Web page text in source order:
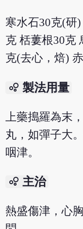
寒水石30克(研
克 栝蔞根30克
克(去心，焙)
bubble_chart 製法用量
上藥搗羅為末
丸，如彈子大
咽津。
bubble_chart 主治
熱盛傷津，心